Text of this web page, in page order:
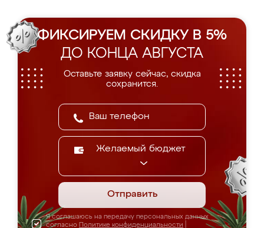
ФИКСИРУЕМ СКИДКУ В 5%
ДО КОНЦА АВГУСТА
Оставьте заявку сейчас, скидка
сохранится.
Желаемый бюджет
Отправить
Я соглашаюсь на передачу персональных данных
согласно Политике конфиденциальности